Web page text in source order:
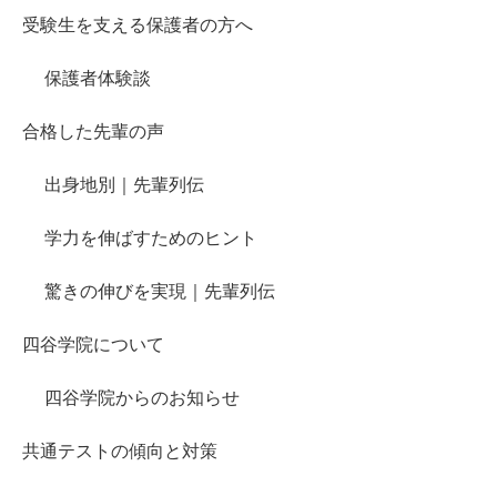
受験生を支える保護者の方へ
保護者体験談
合格した先輩の声
出身地別｜先輩列伝
学力を伸ばすためのヒント
驚きの伸びを実現｜先輩列伝
四谷学院について
四谷学院からのお知らせ
共通テストの傾向と対策